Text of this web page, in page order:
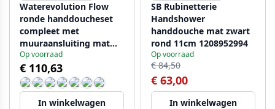
Waterevolution Flow
ronde handdoucheset
compleet met
muuraansluiting mat
zwart - 3 standen -
T1621RPR
Op voorraad
€ 110,63
In winkelwagen
SB Rubinetterie
Handshower
handdouche mat zwart
rond 11cm 1208952994
Op voorraad
€ 84,50
€ 63,00
In winkelwagen